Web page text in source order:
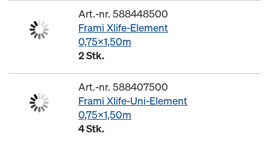
Art.-nr. 588448500
Frami Xlife-Element
0,75x1,50m
2 Stk.
Art.-nr. 588407500
Frami Xlife-Uni-Element
0,75x1,50m
4 Stk.